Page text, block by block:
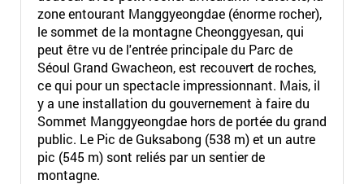
zone entourant Manggyeongdae (énorme rocher),
le sommet de la montagne Cheonggyesan, qui
peut être vu de l'entrée principale du Parc de
Séoul Grand Gwacheon, est recouvert de roches,
ce qui pour un spectacle impressionnant. Mais, il
y a une installation du gouvernement à faire du
Sommet Manggyeongdae hors de portée du grand
public. Le Pic de Guksabong (538 m) et un autre
pic (545 m) sont reliés par un sentier de
montagne.